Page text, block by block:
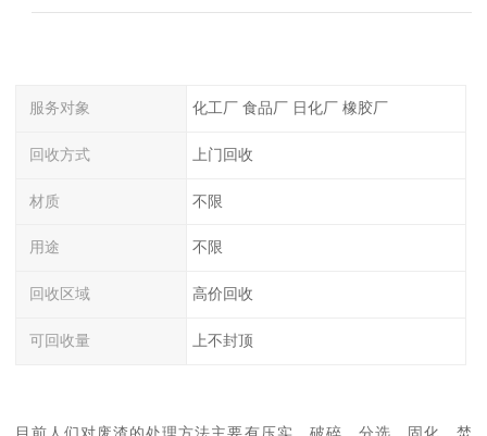
服务对象 化工厂 食品厂 日化厂 橡胶厂
回收方式 上门回收
材质 不限
用途 不限
回收区域 高价回收
可回收量 上不封顶
目前人们对废渣的处理方法主要有压实、破碎、分选、固化、焚